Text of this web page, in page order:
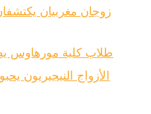
زوجان مغربيان
طلاب كلية مورهاوس
الأزواج النيجيريون